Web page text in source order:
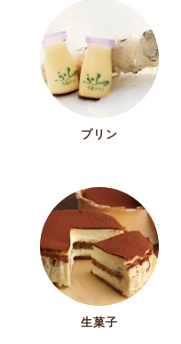
プリン
生菓子